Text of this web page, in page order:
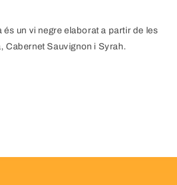
és un vi negre elaborat a partir de les
Cabernet Sauvignon i Syrah.